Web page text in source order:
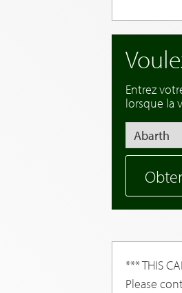
Entrez
lorsque la
*** THIS
Please